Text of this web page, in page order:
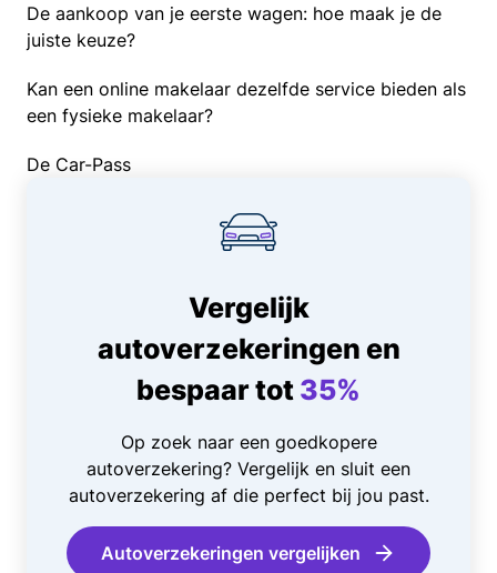
De aankoop van je eerste wagen: hoe maak je de
juiste keuze?
Kan een online makelaar dezelfde service bieden als
een fysieke makelaar?
De Car-Pass
Vergelijk
autoverzekeringen en
bespaar tot 35%
Op zoek naar een goedkopere
autoverzekering? Vergelijk en sluit een
autoverzekering af die perfect bij jou past.
Autoverzekeringen vergelijken